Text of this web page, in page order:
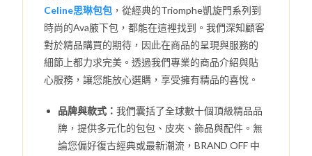
Celine思琳包包 ，從經典的Triomphe凱旋門系列到
時尚的Ava腋下包，都能在這裡找到。我們深知顧客
對於精品購買的期待，因此在商品的呈現與服務的
細節上都力求完美。透過我們專業的商品介紹與貼
心服務，讓您能放心選購，享受擁有精品的喜悅。
品牌與款式：我們囊括了全球數十個頂級精品品
牌，提供多元化的包包、皮夾、飾品與配件。無
論您偏好復古經典或最新潮流，BRAND OFF 中